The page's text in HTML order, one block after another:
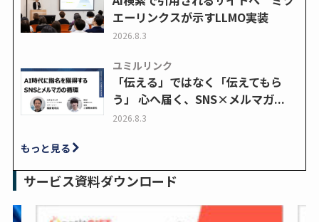
エーリンクスが示すLLMO実装
2026.8.3
ユミルリンク
「伝える」ではなく「伝えてもら
う」 心へ届く、SNS×メルマガ...
2026.8.3
もっと見る
サービス資料ダウンロード